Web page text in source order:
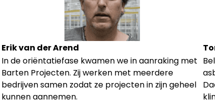
Erik van der Arend
In de oriëntatiefase kwamen we in aanraking met
Barten Projecten. Zij werken met meerdere
bedrijven samen zodat ze projecten in zijn geheel
kunnen aannemen.